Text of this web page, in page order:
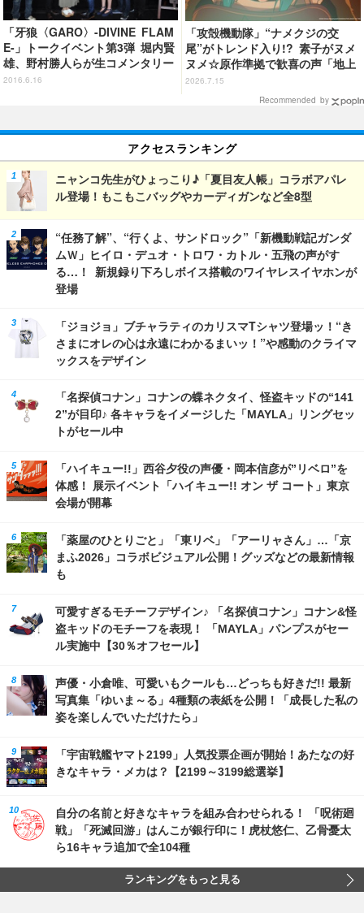
「牙狼〈GARO〉-DIVINE FLAM
E-」トークイベント第3弾 堀内賢
雄、野村勝人らが生コメンタリー
2016.6.16
「攻殻機動隊」“ナメクジの交
尾”がトレンド入り!? 素子がヌメ
ヌメ☆原作準拠で歓喜の声「地上
波でギリギリ流せるレベル」「か
してもしきれない」第2話【ネタ
2026.7.15
Recommended by
アクセスランキング
ニャンコ先生がひょっこり♪「夏目友人帳」コラボアパレ
ル登場！もこもこバッグやカーディガンなど全8型
“任務了解”、“行くよ、サンドロック”「新機動戦記ガンダ
ムＷ」ヒイロ・デュオ・トロワ・カトル・五飛の声がす
る…！ 新規録り下ろしボイス搭載のワイヤレスイヤホンが
登場
「ジョジョ」ブチャラティのカリスマTシャツ登場ッ！“き
さまにオレの心は永遠にわかるまいッ！”や感動のクライマ
ックスをデザイン
「名探偵コナン」コナンの蝶ネクタイ、怪盗キッドの“141
2”が目印♪ 各キャラをイメージした「MAYLA」リングセッ
トがセール中
「ハイキュー!!」西谷夕役の声優・岡本信彦が”リベロ”を
体感！ 展示イベント「ハイキュー!! オン ザ コート」東京
会場が開幕
「薬屋のひとりごと」「東リベ」「アーリャさん」…「京
まふ2026」コラボビジュアル公開！グッズなどの最新情報
も
可愛すぎるモチーフデザイン♪ 「名探偵コナン」コナン&怪
盗キッドのモチーフを表現！ 「MAYLA」パンプスがセー
ル実施中【30％オフセール】
声優・小倉唯、可愛いもクールも…どっちも好きだ!! 最新
写真集「ゆいま～る」4種類の表紙を公開！「成長した私の
姿を楽しんでいただけたら」
「宇宙戦艦ヤマト2199」人気投票企画が開始！あたなの好
きなキャラ・メカは？【2199～3199総選挙】
自分の名前と好きなキャラを組み合わせられる！ 「呪術廻
戦」「死滅回游」はんこが銀行印に！虎杖悠仁、乙骨憂太
ら16キャラ追加で全104種
ランキングをもっと見る